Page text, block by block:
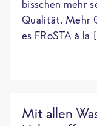
bisschen mehr
Qualität. Mehr
es FRoSTA à la
Mit allen